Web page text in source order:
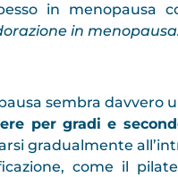
in menopausa
in
sembra
per gradi e
gradualmente
come il